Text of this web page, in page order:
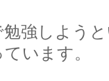
強しよう
います。